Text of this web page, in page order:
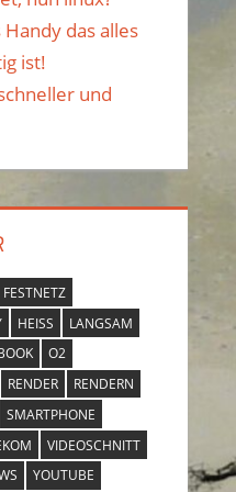
das alles
ist!
und
FESTNETZ
HEISS
LANGSAM
O2
RENDER
RENDERN
SMARTPHONE
VIDEOSCHNITT
YOUTUBE